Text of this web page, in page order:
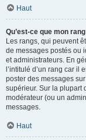
Haut
Qu’est-ce que mon
Les rangs, qui peuvent
de messages postés ou
et administrateurs. En
l’intitulé d’un rang car il
poster des messages
supérieur. Sur la plupart
modérateur (ou un
messages.
Haut